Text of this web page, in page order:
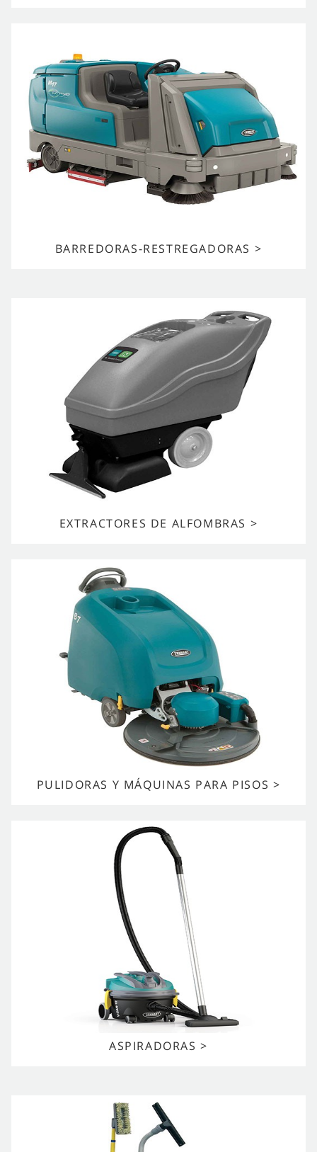
BARREDORAS-RESTREGADORAS >
EXTRACTORES DE ALFOMBRAS >
PULIDORAS Y MÁQUINAS PARA PISOS >
ASPIRADORAS >